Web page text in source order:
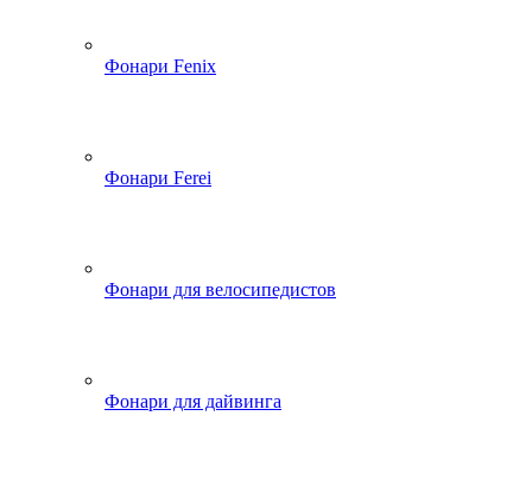
Фонари Fenix
Фонари Ferei
Фонари для велосипедистов
Фонари для дайвинга